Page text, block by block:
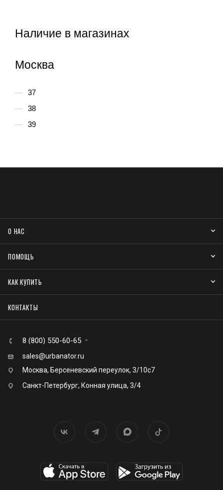
Наличие в магазинах
Москва
37
38
39
О НАС
ПОМОЩЬ
КАК КУПИТЬ
КОНТАКТЫ
8 (800) 550-60-65
sales@urbanator.ru
Москва, Берсеневский переулок, 3/10с7
Санкт-Петербург, Конная улица, 3/4